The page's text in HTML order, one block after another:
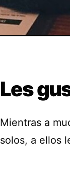
Les
Mientras a
solos, a ellos